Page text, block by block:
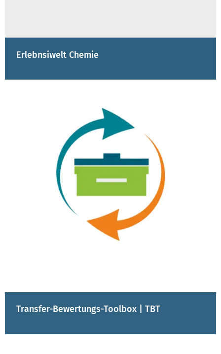
Erlebnsiwelt Chemie
Transfer-Bewertungs-Toolbox | TBT